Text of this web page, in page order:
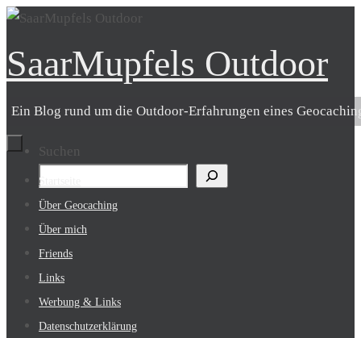
Zum
springen
SaarMupfels Outdoor
Ein Blog rund um die Outdoor-Erfahrungen eines
Suchen
Zum
Inhalt
springen
Startseite
Über Geocaching
Über mich
Friends
Links
Werbung & Links
Datenschutzerklärung